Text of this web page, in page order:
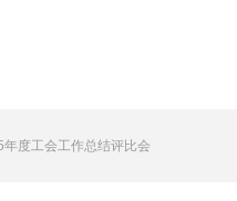
度工会工作总结评比会